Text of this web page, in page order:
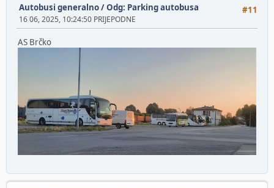
#11
Autobusi generalno/Odg: Parking autobusa
16 06, 2025, 10:24:50 PRIJEPODNE
AS Brčko